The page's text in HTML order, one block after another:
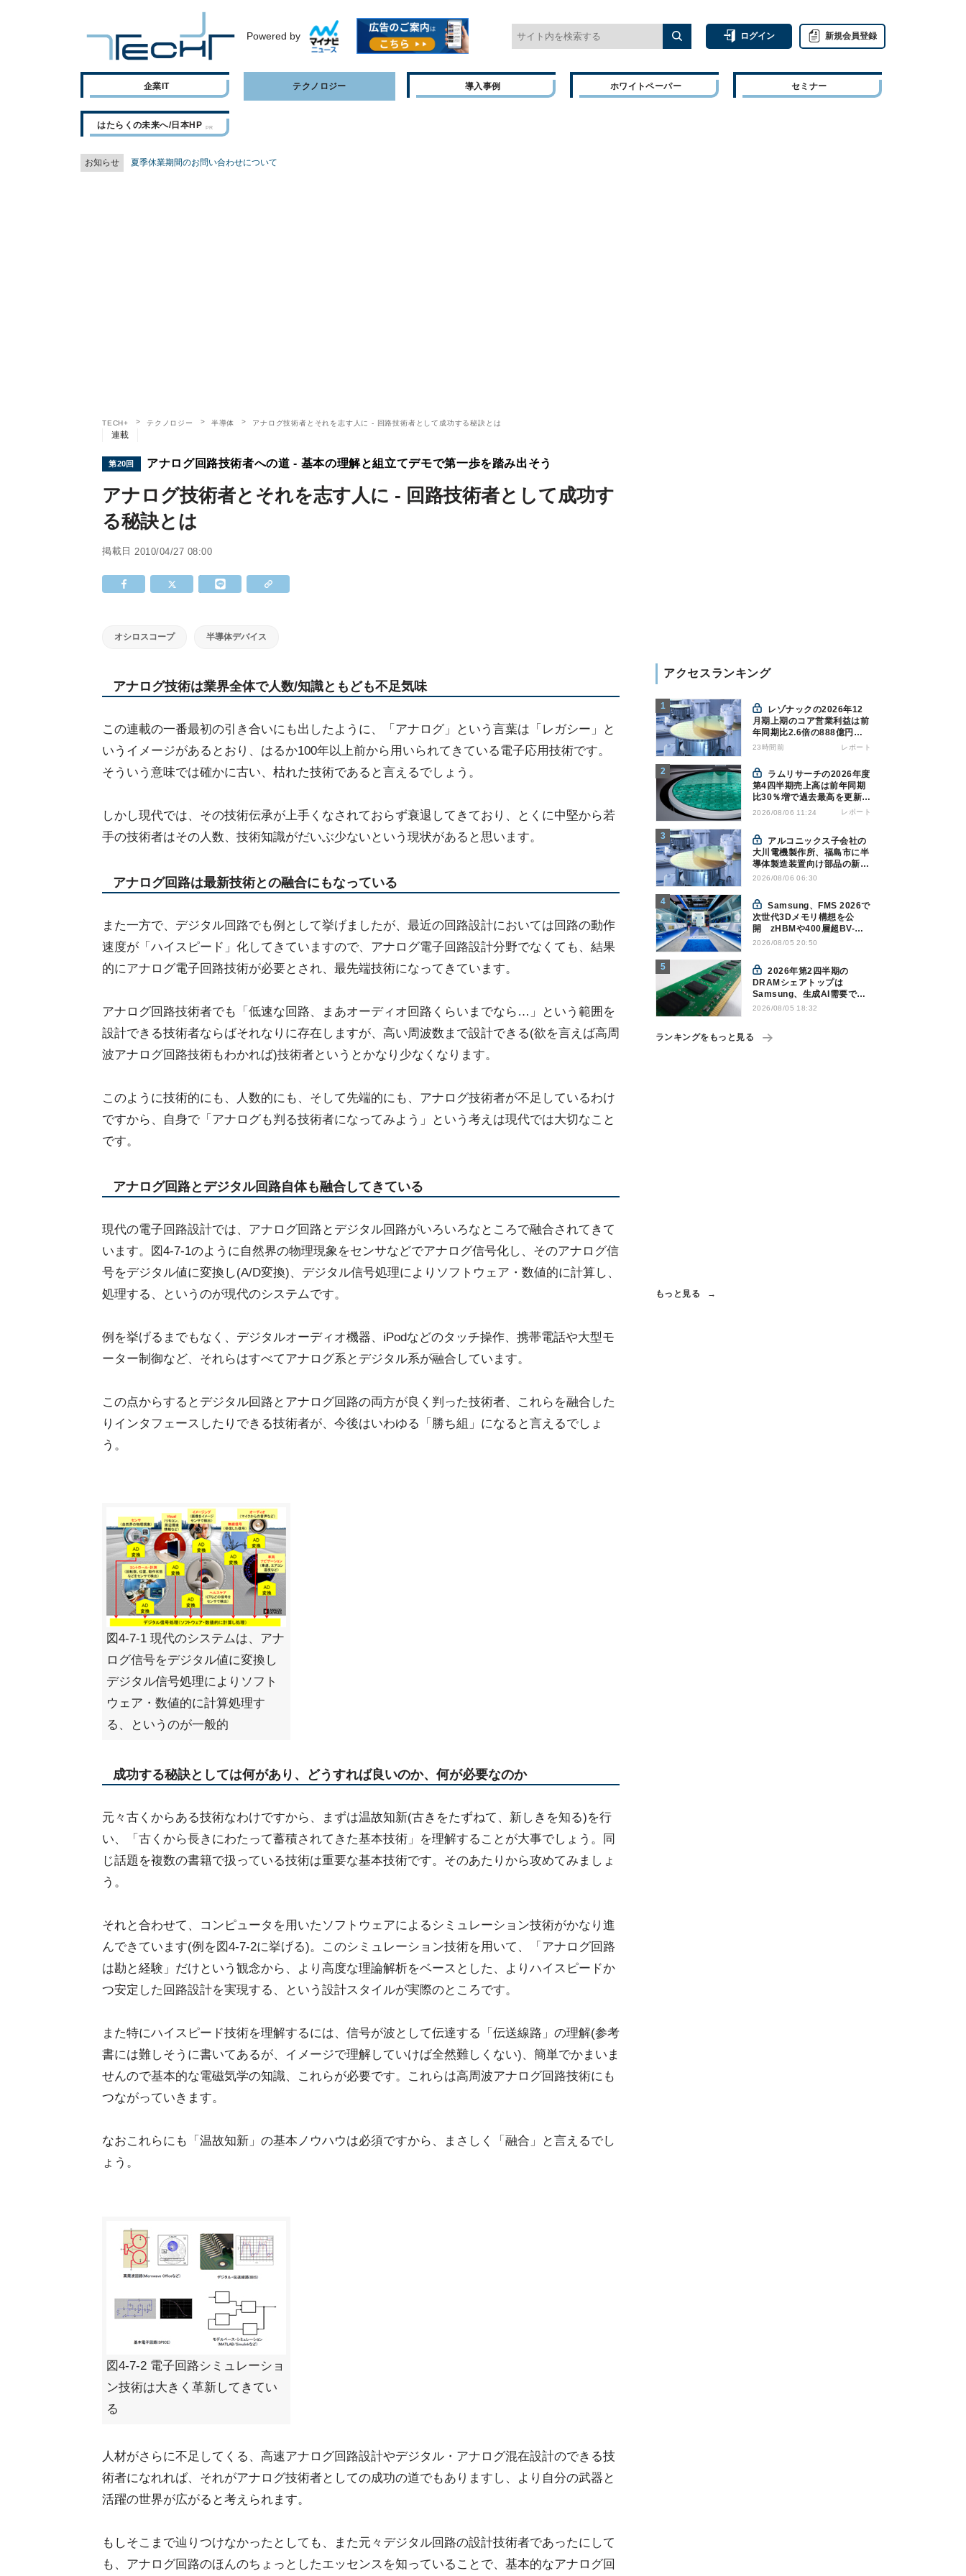
Powered by ログイン 新規会員登録
企業IT テクノロジー 導入事例 ホワイトペーパー セミナー
はたらくの未来へ/日本HP
お知らせ 夏季休業期間のお問い合わせについて
TECH+ テクノロジー 半導体 アナログ技術者とそれを志す人に - 回路技術者として成功する秘訣とは
連載
第20回 アナログ回路技術者への道 - 基本の理解と組立てデモで第一歩を踏み出そう
アナログ技術者とそれを志す人に - 回路技術者として成功す
る秘訣とは
掲載日 2010/04/27 08:00
オシロスコープ 半導体デバイス
アナログ技術は業界全体で人数/知識ともども不足気味
この連載の一番最初の引き合いにも出したように、「アナログ」という言葉は「レガシー」と
いうイメージがあるとおり、はるか100年以上前から用いられてきている電子応用技術です。
そういう意味では確かに古い、枯れた技術であると言えるでしょう。
しかし現代では、その技術伝承が上手くなされておらず衰退してきており、とくに中堅から若
手の技術者はその人数、技術知識がだいぶ少ないという現状があると思います。
アナログ回路は最新技術との融合にもなっている
また一方で、デジタル回路でも例として挙げましたが、最近の回路設計においては回路の動作
速度が「ハイスピード」化してきていますので、アナログ電子回路設計分野でなくても、結果
的にアナログ電子回路技術が必要とされ、最先端技術になってきています。
アナログ回路技術者でも「低速な回路、まあオーディオ回路くらいまでなら…」という範囲を
設計できる技術者ならばそれなりに存在しますが、高い周波数まで設計できる(欲を言えば高周
波アナログ回路技術もわかれば)技術者というとかなり少なくなります。
このように技術的にも、人数的にも、そして先端的にも、アナログ技術者が不足しているわけ
ですから、自身で「アナログも判る技術者になってみよう」という考えは現代では大切なこと
です。
アナログ回路とデジタル回路自体も融合してきている
現代の電子回路設計では、アナログ回路とデジタル回路がいろいろなところで融合されてきて
います。図4-7-1のように自然界の物理現象をセンサなどでアナログ信号化し、そのアナログ信
号をデジタル値に変換し(A/D変換)、デジタル信号処理によりソフトウェア・数値的に計算し、
処理する、というのが現代のシステムです。
例を挙げるまでもなく、デジタルオーディオ機器、iPodなどのタッチ操作、携帯電話や大型モ
ーター制御など、それらはすべてアナログ系とデジタル系が融合しています。
この点からするとデジタル回路とアナログ回路の両方が良く判った技術者、これらを融合した
りインタフェースしたりできる技術者が、今後はいわゆる「勝ち組」になると言えるでしょ
う。
図4-7-1 現代のシステムは、アナ
ログ信号をデジタル値に変換し
デジタル信号処理によりソフト
ウェア・数値的に計算処理す
る、というのが一般的
成功する秘訣としては何があり、どうすれば良いのか、何が必要なのか
元々古くからある技術なわけですから、まずは温故知新(古きをたずねて、新しきを知る)を行
い、「古くから長きにわたって蓄積されてきた基本技術」を理解することが大事でしょう。同
じ話題を複数の書籍で扱っている技術は重要な基本技術です。そのあたりから攻めてみましょ
う。
それと合わせて、コンピュータを用いたソフトウェアによるシミュレーション技術がかなり進
んできています(例を図4-7-2に挙げる)。このシミュレーション技術を用いて、「アナログ回路
は勘と経験」だけという観念から、より高度な理論解析をベースとした、よりハイスピードか
つ安定した回路設計を実現する、という設計スタイルが実際のところです。
また特にハイスピード技術を理解するには、信号が波として伝達する「伝送線路」の理解(参考
書には難しそうに書いてあるが、イメージで理解していけば全然難しくない)、簡単でかまいま
せんので基本的な電磁気学の知識、これらが必要です。これらは高周波アナログ回路技術にも
つながっていきます。
なおこれらにも「温故知新」の基本ノウハウは必須ですから、まさしく「融合」と言えるでし
ょう。
図4-7-2 電子回路シミュレーショ
ン技術は大きく革新してきてい
る
人材がさらに不足してくる、高速アナログ回路設計やデジタル・アナログ混在設計のできる技
術者になれれば、それがアナログ技術者としての成功の道でもありますし、より自分の武器と
活躍の世界が広がると考えられます。
もしそこまで辿りつけなかったとしても、また元々デジタル回路の設計技術者であったにして
も、アナログ回路のほんのちょっとしたエッセンスを知っていることで、基本的なアナログ回
アクセスランキング
月期上期のコア営業利益は前
年同期比2.6倍の888億円、
AI向け半導体材料が好調
23時間前 レポート
第4四半期売上高は前年同期
比30％増で過去最高を更新、
NAND関連が好調
2026/08/06 11:24 レポート
大川電機製作所、福島市に半
導体製造装置向け部品の新工
場建設を決定
2026/08/06 06:30
Samsung、FMS 2026で
次世代3Dメモリ構想を公
開 zHBMや400層超BV-
NANDを披露
2026/08/05 20:50
2026年第2四半期の
DRAMシェアトップは
Samsung、生成AI需要で競
争構図に変化
2026/08/05 18:32
ランキングをもっと見る
もっと見る